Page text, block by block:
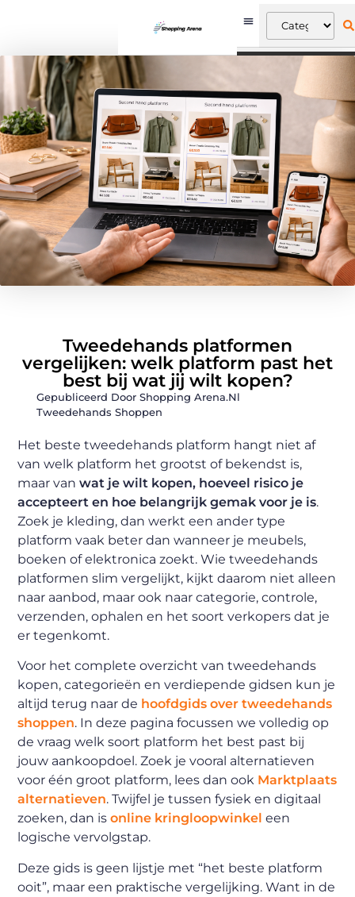
Tweedehands platformen
vergelijken: welk platform past het
best bij wat jij wilt kopen?
Gepubliceerd Door Shopping Arena.nl
Tweedehands Shoppen
Het beste tweedehands platform hangt niet af
van welk platform het grootst of bekendst is,
maar vanwat je wilt kopen, hoeveel risico je
accepteert en hoe belangrijk gemak voor je is.
Zoek je kleding, dan werkt een ander type
platform vaak beter dan wanneer je meubels,
boeken of elektronica zoekt. Wie tweedehands
platformen slim vergelijkt, kijkt daarom niet alleen
naar aanbod, maar ook naar categorie, controle,
verzenden, ophalen en het soort verkopers dat je
er tegenkomt.
Voor het complete overzicht van tweedehands
kopen, categorieën en verdiepende gidsen kun je
altijd terug naar de hoofdgids over tweedehands
shoppen. In deze pagina focussen we volledig op
de vraag welk soort platform het best past bij
jouw aankoopdoel. Zoek je vooral alternatieven
voor één groot platform, lees dan ook Marktplaats
alternatieven. Twijfel je tussen fysiek en digitaal
zoeken, dan isonline kringloopwinkel een
logische vervolgstap.
Deze gids is geen lijstje met “het beste platform
ooit”, maar een praktische vergelijking. Want in de